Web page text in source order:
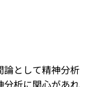
論として精神分析
分析に関心があれ